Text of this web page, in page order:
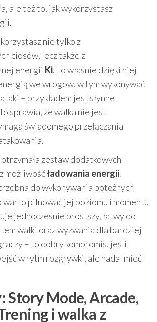
ale też to, jak wykorzystasz
nie tylko z
ciosów, lecz także z
energii Ki. To właśnie dzięki niej
we wrogów, w tym wykonywać
– przykładem jest słynne
sprawia, że walka nie jest
świadomego przełączania
zestaw dodatkowych
możliwośćładowania energii.
do wykonywania potężnych
pilnować jej poziomu i momentu
jednocześnie prostszy, łatwy do
walki oraz wyzwania dla bardziej
– to dobry kompromis, jeśli
w rytm rozgrywki, ale nadal mieć
Story Mode, Arcade,
i walka z